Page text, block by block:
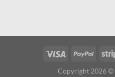
Copyright 2026 ©